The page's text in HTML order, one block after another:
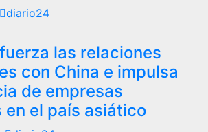
diario24
las relaciones
con China e impulsa
de empresas
en el país asiático